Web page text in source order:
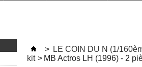
> LE COIN DU N (1/
kit > MB Actros LH (1996) - 2